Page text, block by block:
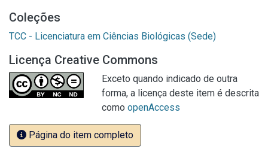
Coleções
TCC - Licenciatura em Ciências Biológicas (Sede)
Licença Creative Commons
Exceto quando indicado de outra
forma, a licença deste item é descrita
como openAccess
Página do item completo